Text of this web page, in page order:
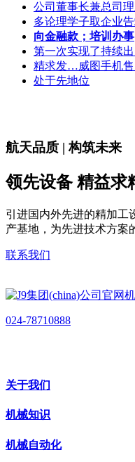
公司董事长兼总司
多论理学子取企业
向金融款；培训办事
第一次实现了持续
精求发…威图手机
处于先地位
航天品质 | 构筑未来
领先设备 精益求
引进国内外先进的精加工
产基地，为先进技术方案
联系我们
024-78710888
关于我们
机械知识
机械自动化